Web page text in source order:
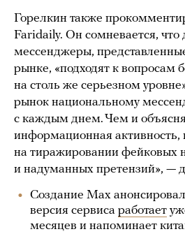
Горелкин также
Faridaily. Он сомневается, что
мессенджеры,
рынке, «подходят к вопросам
на столь же серьезном
рынок национальному
с каждым днем. Чем и
информационная активность,
на тиражировании фейковых
и надуманных претензий», —
Создание Max
версия сервиса работает
месяцев и напоминает